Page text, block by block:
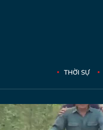
THỜI SỰ